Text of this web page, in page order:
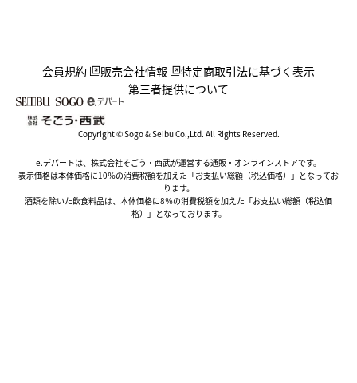
会員規約 販売会社情報
特定商取引法に基づく表示
第三者提供について
Copyright © Sogo & Seibu Co.,Ltd. All Rights Reserved.
e.デパートは、株式会社そごう・西武が運営する通販・オンラインストアです。
表示価格は本体価格に10％の消費税額を加えた「お支払い総額（税込価格）」となってお
ります。
酒類を除いた飲食料品は、本体価格に8％の消費税額を加えた「お支払い総額（税込価
格）」となっております。